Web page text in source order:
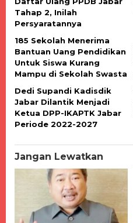
Tahap 2, Inilah
Persyaratannya
185 Sekolah Menerima
Bantuan Uang Pendidikan
Untuk Siswa Kurang
Mampu di Sekolah Swasta
Dedi Supandi Kadisdik
Jabar Dilantik Menjadi
Ketua DPP-IKAPTK Jabar
Periode 2022-2027
Jangan Lewatkan